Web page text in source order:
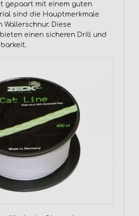
gepaart mit einem guten
sind die Hauptmerkmale
Diese
einen sicheren Drill und